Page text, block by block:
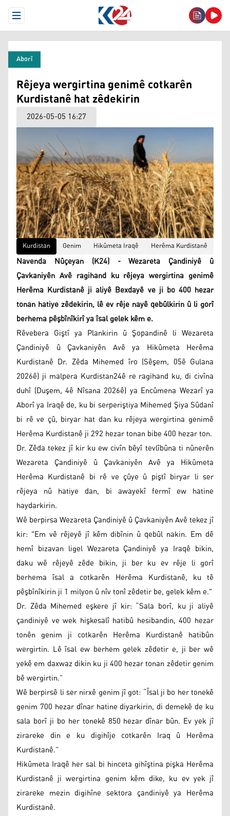
Open Menu
Aborî
Rêjeya wergirtina genimê cotkarên
Kurdistanê hat zêdekirin
2026-05-05 16:27
Kurdistan Genim Hikûmeta Iraqê Herêma Kurdistanê
Navenda Nûçeyan (K24) - Wezareta Çandiniyê û
Çavkaniyên Avê ragihand ku rêjeya wergirtina genimê
Herêma Kurdistanê ji aliyê Bexdayê ve ji bo 400 hezar
tonan hatiye zêdekirin, lê ev rêje nayê qebûlkirin û li gorî
berhema pêşbînîkirî ya îsal gelek kêm e.
Rêvebera Giştî ya Plankirin û Şopandinê li Wezareta
Çandiniyê û Çavkaniyên Avê ya Hikûmeta Herêma
Kurdistanê Dr. Zêda Mihemed îro (Sêşem, 05ê Gulana
2026ê) ji malpera Kurdistan24ê re ragihand ku, di civîna
duhî (Duşem, 4ê Nîsana 2026ê) ya Encûmena Wezarî ya
Aborî ya Iraqê de, ku bi serperiştiya Mihemed Şiya Sûdanî
bi rê ve çû, biryar hat dan ku rêjeya wergirtina genimê
Herêma Kurdistanê ji 292 hezar tonan bibe 400 hezar ton.
Dr. Zêda tekez jî kir ku ew civîn bêyî tevlîbûna ti nûnerên
Wezareta Çandiniyê û Çavkaniyên Avê ya Hikûmeta
Herêma Kurdistanê bi rê ve çûye û piştî biryar li ser
rêjeya nû hatiye dan, bi awayekî fermî ew hatine
haydarkirin.
Wê berpirsa Wezareta Çandiniyê û Çavkaniyên Avê tekez jî
kir: "Em vê rêjeyê jî kêm dibînin û qebûl nakin. Em dê
hemî bizavan ligel Wezareta Çandiniyê ya Iraqê bikin,
daku wê rêjeyê zêde bikin, ji ber ku ev rêje li gorî
berhema îsal a cotkarên Herêma Kurdistanê, ku tê
pêşbînîkirin ji 1 milyon û nîv tonî zêdetir be, gelek kêm e."
Dr. Zêda Mihemed eşkere jî kir: “Sala borî, ku ji aliyê
çandiniyê ve wek hişkesalî hatibû hesibandin, 400 hezar
tonên genim ji cotkarên Herêma Kurdistanê hatibûn
wergirtin. Lê îsal ew berhem gelek zêdetir e, ji ber wê
yekê em daxwaz dikin ku ji 400 hezar tonan zêdetir genim
bê wergirtin.”
Wê berpirsê li ser nirxê genim jî got: “Îsal ji bo her tonekê
genim 700 hezar dînar hatine diyarkirin, di demekê de ku
sala borî ji bo her tonekê 850 hezar dînar bûn. Ev yek jî
zirareke din e ku digihîje cotkarên Iraq û Herêma
Kurdistanê.”
Hikûmeta Iraqê her sal bi hinceta gihîştina pişka Herêma
Kurdistanê ji wergirtina genim kêm dike, ku ev yek jî
zirareke mezin digihîne sektora çandiniyê ya Herêma
Kurdistanê.